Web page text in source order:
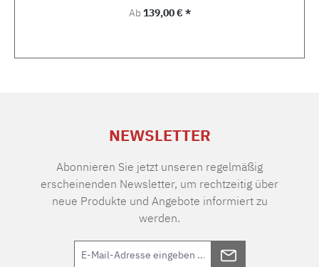
Regulärer Preis:
Ab139,00 € *
NEWSLETTER
Abonnieren Sie jetzt unseren regelmäßig
erscheinenden Newsletter, um rechtzeitig über
neue Produkte und Angebote informiert zu
werden.